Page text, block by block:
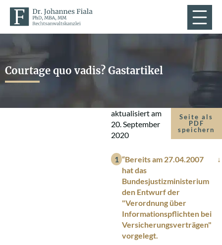
Courtage quo vadis? Gastartikel
aktualisiert am
20. September
2020
Seite als
PDF
speichern
“Bereits am 27.04.2007
hat das
Bundesjustizministerium
den Entwurf der
"Verordnung über
Informationspflichten bei
Versicherungsverträgen"
vorgelegt.